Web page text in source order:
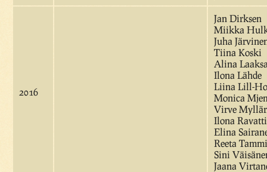
2016
Jan Dirksen
Miikka
Juha
Tiina Koski
Alina
Ilona Lähde
Liina Lill-
Monica
Virve
Ilona
Elina
Reeta Tammi
Sini
Jaana